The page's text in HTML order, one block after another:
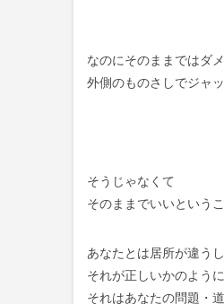
なのにそのままではダ
外側のものさしでジャ
そうじゃなくて
そのままでいいという
あなたとは居所が違う
それが正しいかのよう
それはあなたの問題・